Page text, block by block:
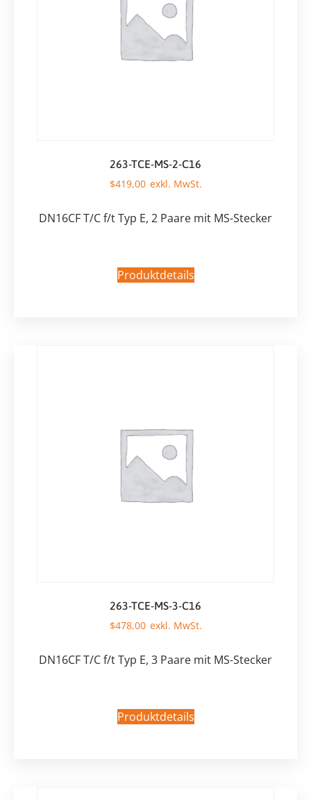
263-TCE-MS-2-C16
$419,00
DN16CF T/C f/t Typ E, 2 Paare mit MS-Stecker
Produktdetails
263-TCE-MS-3-C16
$478,00
DN16CF T/C f/t Typ E, 3 Paare mit MS-Stecker
Produktdetails